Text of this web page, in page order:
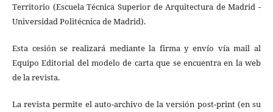
Territorio (Escuela Técnica Superior de Arquitectura de Madrid -
Universidad Politécnica de Madrid).
Esta cesión se realizará mediante la firma y envío vía mail al
Equipo Editorial del modelo de carta que se encuentra en la web
de la revista.
La revista permite el auto-archivo de la versión post-print (en su